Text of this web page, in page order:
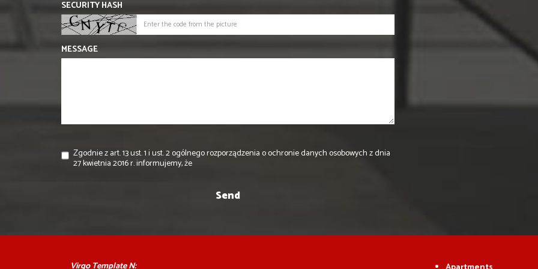
SECURITY HASH
MESSAGE
Zgodnie z art. 13 ust. 1 i ust. 2 ogólnego rozporządzenia o ochronie danych osobowych z dnia
27 kwietnia 2016 r. informujemy, że